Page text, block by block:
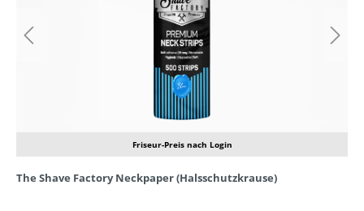
Friseur-Preis nach Login
The Shave Factory Neckpaper (Halsschutzkrause)